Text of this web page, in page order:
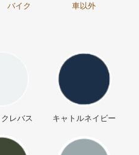
バイク 車以外
レバス キャトルネイビー